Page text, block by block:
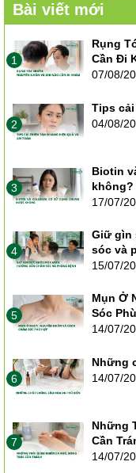
Bài viết mới
1
Rụng
Cần Đi
07/08/
2
Tips
04/08/
3
Biotin
không?
17/07/
4
Giữ gìn
sóc và
15/07/
5
Mụn Ở
Sóc
14/07/
6
Những
14/07/
7
Những
Cần
14/07/